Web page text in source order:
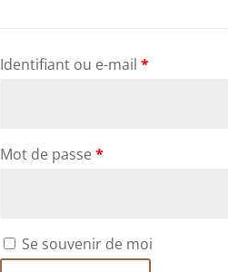
Identifiant ou e-mail*
Mot de passe*
Se souvenir de moi